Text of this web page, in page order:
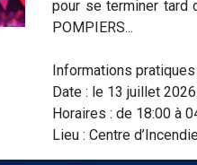
pour se terminer tard
POMPIERS...
Informations pratiques
Date : le 13 juillet 2026
Horaires : de 18:00 à
Lieu : Centre